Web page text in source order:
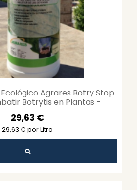
Agrares Botry Stop
Botrytis en Plantas -
Protección y...
29,63 €
29,63 € por Litro